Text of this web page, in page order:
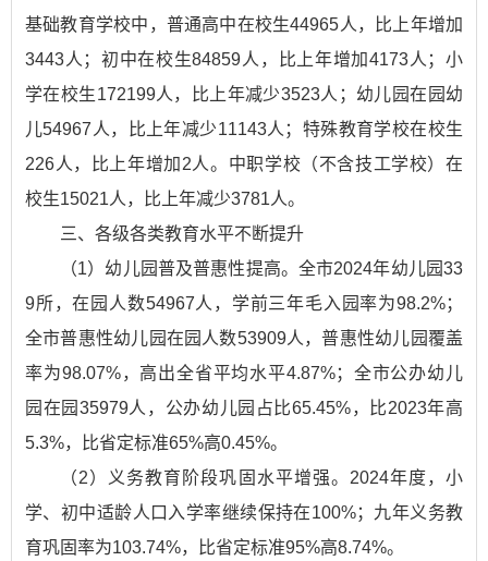
基础教育学校中，普通高中在校生44965人，比上年增加
3443人；初中在校生84859人，比上年增加4173人；小
学在校生172199人，比上年减少3523人；幼儿园在园幼
儿54967人，比上年减少11143人；特殊教育学校在校生
226人，比上年增加2人。中职学校（不含技工学校）在
校生15021人，比上年减少3781人。
三、各级各类教育水平不断提升
（1）幼儿园普及普惠性提高。全市2024年幼儿园33
9所，在园人数54967人，学前三年毛入园率为98.2%；
全市普惠性幼儿园在园人数53909人，普惠性幼儿园覆盖
率为98.07%，高出全省平均水平4.87%；全市公办幼儿
园在园35979人，公办幼儿园占比65.45%，比2023年高
5.3%，比省定标准65%高0.45%。
（2）义务教育阶段巩固水平增强。2024年度，小
学、初中适龄人口入学率继续保持在100%；九年义务教
育巩固率为103.74%，比省定标准95%高8.74%。